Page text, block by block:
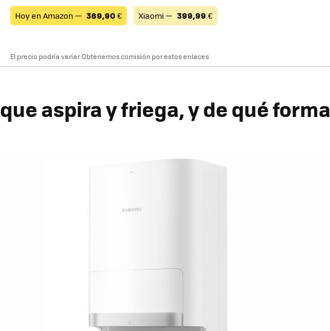
Hoy en Amazon — 369,90€ Xiaomi — 399,99 €
El precio podría variar. Obtenemos comisión por estos enlaces
aspira y friega, y de qué forma